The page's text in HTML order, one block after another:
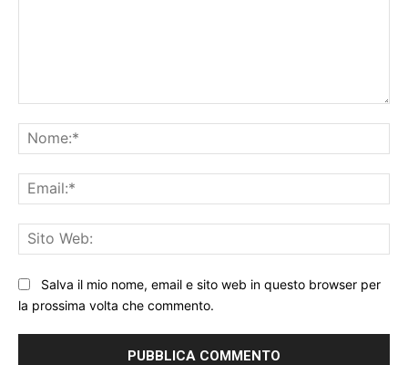
Salva il mio nome, email e sito web in questo browser per
la prossima volta che commento.